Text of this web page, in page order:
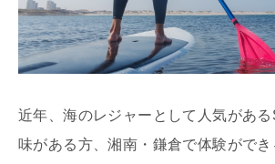
近年、海のレジャーとして人気がある
味がある方、湘南・鎌倉で体験がで